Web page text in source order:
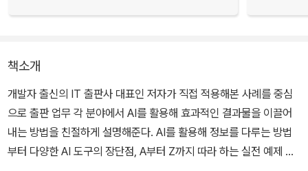
책소개
개발자 출신의 IT 출판사 대표인 저자가 직접 적용해본 사례를 중심
으로 출판 업무 각 분야에서 AI를 활용해 효과적인 결과물을 이끌어
내는 방법을 친절하게 설명해준다. AI를 활용해 정보를 다루는 방법
부터 다양한 AI 도구의 장단점, A부터 Z까지 따라 하는 실전 예제 등